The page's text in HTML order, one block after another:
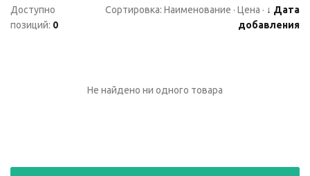
Доступно
позиций: 0
Сортировка: Наименование · Цена · ↓ Дата
добавления
Не найдено ни одного товара